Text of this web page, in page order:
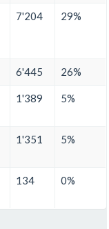
7'204 29%
6'445 26%
1'389 5%
1'351 5%
134 0%